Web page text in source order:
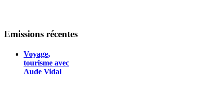
Emissions récentes
Voyage,
tourisme avec
Aude Vidal